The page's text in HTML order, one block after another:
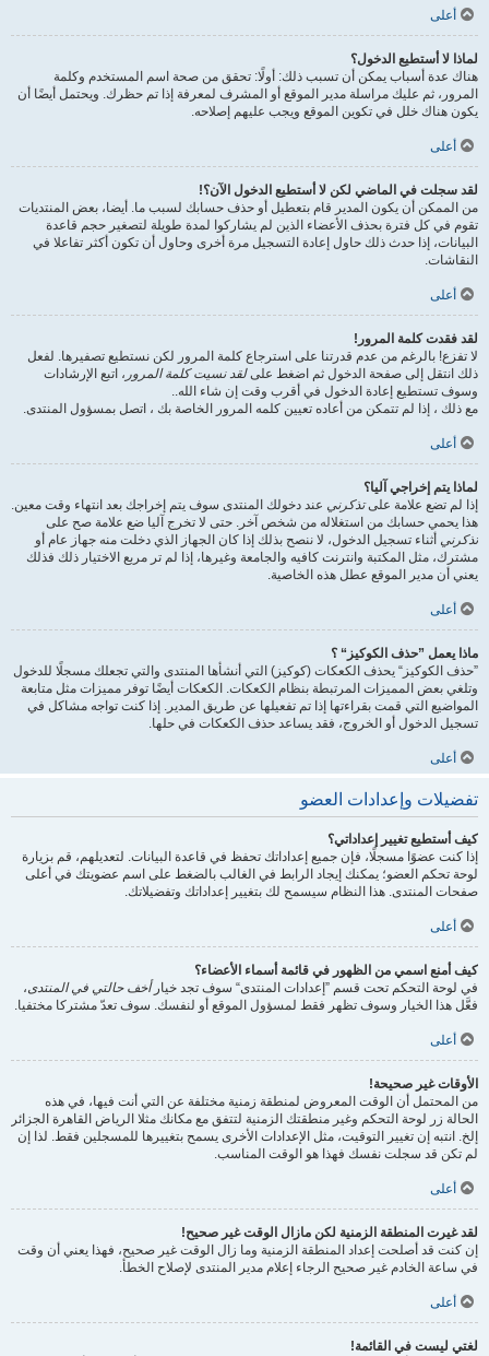
أعلى
لماذا لا أستطيع الدخول؟
هناك عدة أسباب يمكن أن تسبب ذلك: أولًا: تحقق من صحة اسم المستخدم وكلمة
المرور، ثم عليك مراسلة مدير الموقع أو المشرف لمعرفة إذا تم حظرك. ويحتمل أيضًا أن
يكون هناك خلل في تكوين الموقع ويجب عليهم إصلاحه.
أعلى
لقد سجلت في الماضي لكن لا أستطيع الدخول الآن؟!
من الممكن أن يكون المدير قام بتعطيل أو حذف حسابك لسبب ما. أيضا، بعض المنتديات
تقوم في كل فترة بحذف الأعضاء الذين لم يشاركوا لمدة طويلة لتصغير حجم قاعدة
البيانات، إذا حدث ذلك حاول إعادة التسجيل مرة أخرى وحاول أن تكون أكثر تفاعلا في
النقاشات.
أعلى
لقد فقدت كلمة المرور!
لا تفزع! بالرغم من عدم قدرتنا على استرجاع كلمة المرور لكن نستطيع تصفيرها. لفعل
ذلك انتقل إلى صفحة الدخول ثم اضغط علىلقد نسيت كلمة المرور ، اتبع الإرشادات
وسوف تستطيع إعادة الدخول في أقرب وقت إن شاء الله..
مع ذلك ، إذا لم تتمكن من أعاده تعيين كلمه المرور الخاصة بك ، اتصل بمسؤول المنتدى.
أعلى
لماذا يتم إخراجي آليا؟
إذا لم تضع علامة علىتذكرني عند دخولك المنتدى سوف يتم إخراجك بعد انتهاء وقت معين.
هذا يحمي حسابك من استغلاله من شخص آخر. حتى لا تخرج آليا ضع علامة صح على
تذكرني أثناء تسجيل الدخول، لا ننصح بذلك إذا كان الجهاز الذي دخلت منه جهاز عام أو
مشترك، مثل المكتبة وانترنت كافيه والجامعة وغيرها، إذا لم تر مربع الاختيار ذلك فذلك
يعني أن مدير الموقع عطل هذه الخاصية.
أعلى
ماذا يعمل ”حذف الكوكيز“ ؟
”حذف الكوكيز“ يحذف الكعكات (كوكيز) التي أنشأها المنتدى والتي تجعلك مسجلًا للدخول
وتلغي بعض المميزات المرتبطة بنظام الكعكات. الكعكات أيضًا توفر مميزات مثل متابعة
المواضيع التي قمت بقراءتها إذا تم تفعيلها عن طريق المدير. إذا كنت تواجه مشاكل في
تسجيل الدخول أو الخروج، فقد يساعد حذف الكعكات في حلها.
أعلى
تفضيلات وإعدادات العضو
كيف أستطيع تغيير إعداداتي؟
إذا كنت عضوًا مسجلًا، فإن جميع إعداداتك تحفظ في قاعدة البيانات. لتعديلهم، قم بزيارة
لوحة تحكم العضو؛ يمكنك إيجاد الرابط في الغالب بالضغط على اسم عضويتك في أعلى
صفحات المنتدى. هذا النظام سيسمح لك بتغيير إعداداتك وتفضيلاتك.
أعلى
كيف أمنع اسمي من الظهور في قائمة أسماء الأعضاء؟
في لوحة التحكم تحت قسم ”إعدادات المنتدى“ سوف تجد خيارأخف حالتي في المنتدى،
فعَّل هذا الخيار وسوف تظهر فقط لمسؤول الموقع أو لنفسك. سوف تعدّ مشتركا مختفيا.
أعلى
الأوقات غير صحيحة!
من المحتمل أن الوقت المعروض لمنطقة زمنية مختلفة عن التي أنت فيها، في هذه
الحالة زر لوحة التحكم وغير منطقتك الزمنية لتتفق مع مكانك مثلا الرياض القاهرة الجزائر
إلخ. انتبه إن تغيير التوقيت، مثل الإعدادات الأخرى يسمح بتغييرها للمسجلين فقط. لذا إن
لم تكن قد سجلت نفسك فهذا هو الوقت المناسب.
أعلى
لقد غيرت المنطقة الزمنية لكن مازال الوقت غير صحيح!
إن كنت قد أصلحت إعداد المنطقة الزمنية وما زال الوقت غير صحيح، فهذا يعني أن وقت
في ساعة الخادم غير صحيح الرجاء إعلام مدير المنتدى لإصلاح الخطأ.
أعلى
لغتي ليست في القائمة!